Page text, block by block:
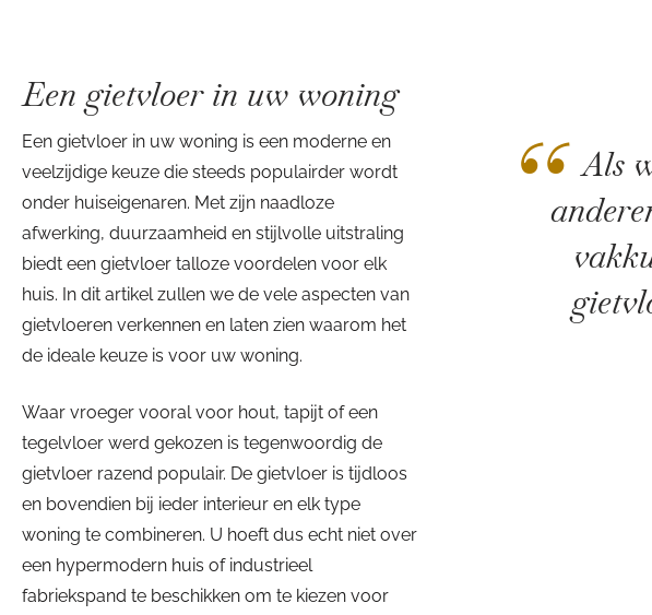
Een gietvloer in uw woning
Een gietvloer in uw woning is een moderne en
veelzijdige keuze die steeds populairder wordt
onder huiseigenaren. Met zijn naadloze
afwerking, duurzaamheid en stijlvolle uitstraling
biedt een gietvloer talloze voordelen voor elk
huis. In dit artikel zullen we de vele aspecten van
gietvloeren verkennen en laten zien waarom het
de ideale keuze is voor uw woning.
Waar vroeger vooral voor hout, tapijt of een
tegelvloer werd gekozen is tegenwoordig de
gietvloer razend populair. De gietvloer is tijdloos
en bovendien bij ieder interieur en elk type
woning te combineren. U hoeft dus echt niet over
een hypermodern huis of industrieel
fabriekspand te beschikken om te kiezen voor
“ Als